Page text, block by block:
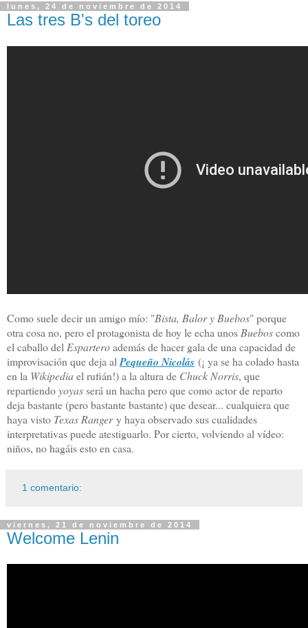
lunes, 24 de noviembre de 2014
Las tres B's del toreo
Como suele decir un amigo mío: "Bista, Balor y Buebos" porque
otra cosa no, pero el protagonista de hoy le echa unos Bueboscomo
el caballo del Esparteroademás de hacer gala de una capacidad de
improvisación que deja al Pequeño Nicolás (¡ ya se ha colado hasta
en la Wikipediael rufián!) a la altura de Chuck Norris, que
repartiendoyoyasserá un hacha pero que como actor de reparto
deja bastante (pero bastante bastante) que desear... cualquiera que
haya visto Texas Rangery haya observado sus cualidades
interpretativas puede atestiguarlo. Por cierto, volviendo al vídeo:
niños, no hagáis esto en casa.
1 comentario:
viernes, 21 de noviembre de 2014
Welcome Lenin